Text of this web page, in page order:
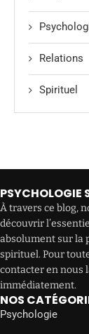
Relations
Spirituel
PSYCHOLOGIE
À travers ce blog,
découvrir
absolument sur la
spirituel. Pour
contacter en nous
immédiatement.
NOS
Psychologie